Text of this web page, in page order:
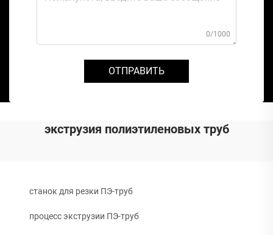
0/1000
ОТПРАВИТЬ
экструзия полиэтиленовых труб
станок для резки ПЭ-труб
процесс экструзии ПЭ-труб